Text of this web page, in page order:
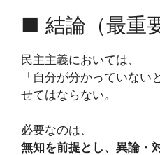
■ 結論（最重
民主主義においては、
「自分が分かっていな
せてはならない。
必要なのは、
無知を前提とし、異論・